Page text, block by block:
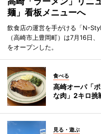
麺」看板メニューへ
飲食店の運営を手がける「N-
（高崎市上豊岡町）は7月16日
をオープンした。
食べる
高崎オーパ「
な肉」2キロ挑
見る・遊ぶ